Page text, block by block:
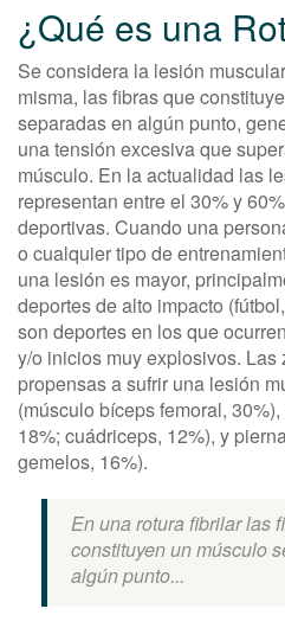
¿Qué es una
Se considera la lesión
misma, las fibras que
separadas en algún punto,
una tensión excesiva que
músculo. En la actualidad las
representan entre el 30% y
deportivas. Cuando una
o cualquier tipo de
una lesión es mayor,
deportes de alto impacto
son deportes en los que
y/o inicios muy explosivos. Las
propensas a sufrir una lesión
(músculo bíceps femoral,
18%; cuádriceps, 12%), y
gemelos, 16%).
En una rotura fibrilar las
constituyen un músculo
algún punto...